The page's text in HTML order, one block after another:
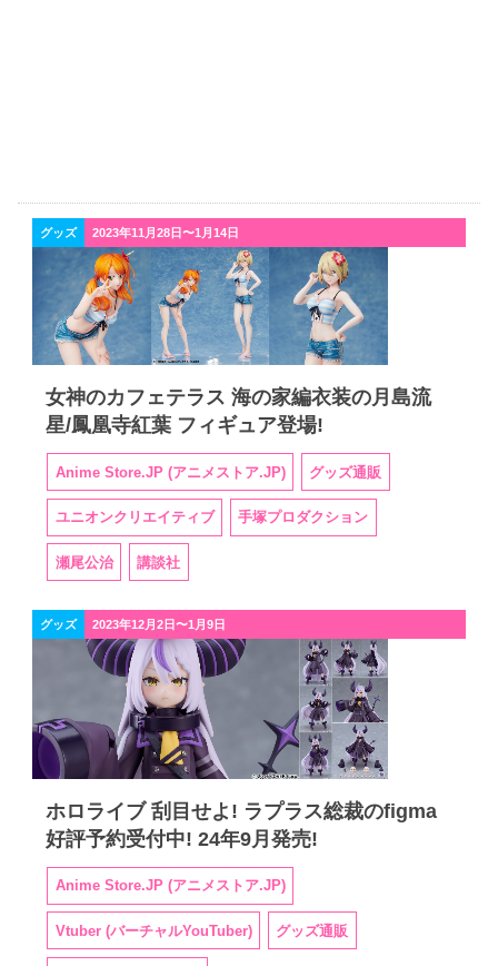
グッズ 2023年11月28日〜1月14日
女神のカフェテラス 海の家編衣装の月島流
星/鳳凰寺紅葉 フィギュア登場!
Anime Store.JP (アニメストア.JP) グッズ通販
ユニオンクリエイティブ 手塚プロダクション
瀬尾公治 講談社
グッズ 2023年12月2日〜1月9日
ホロライブ 刮目せよ! ラプラス総裁のfigma
好評予約受付中! 24年9月発売!
Anime Store.JP (アニメストア.JP)
Vtuber (バーチャルYouTuber) グッズ通販